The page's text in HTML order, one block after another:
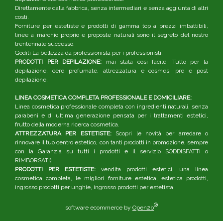
Direttamente dalla fabbrica, senza intermediari e senza aggiunta di altri
costi.
Forniture per estetiste e prodotti di gamma top a prezzi imbattibili,
linee a marchio proprio e proposte naturali sono il segreto del nostro
trentennale successo.
Goditi La bellezza da professionista per i professionisti.
PRODOTTI PER DEPILAZIONE: mai stata così facile! Tutto per la
depilazione, cere profumate, attrezzatura e cosmesi pre e post
depilazione.
LINEA COSMETICA COMPLETA PROFESSIONALE E DOMICILIARE:
Linea cosmetica professionale completa con ingredienti naturali, senza
parabeni e di ultima generazione pensata per i trattamenti estetici,
frutto della moderna ricerca cosmetica.
ATTREZZATURA PER ESTETISTE:Scopri le novità per arredare o
rinnovare il tuo centro estetico, con tanti prodotti in promozione, sempre
con la Garanzia su tutti i prodotti e il servizio SODDISFATTI o
RIMBORSATI).
PRODOTTI PER ESTETISTE: vendita prodotti estetici, una linea
cosmetica completa, le migliori forniture estetica, estetica prodotti,
ingrosso prodotti per unghie, ingrosso prodotti per estetista.
software ecommerce by Open2b®